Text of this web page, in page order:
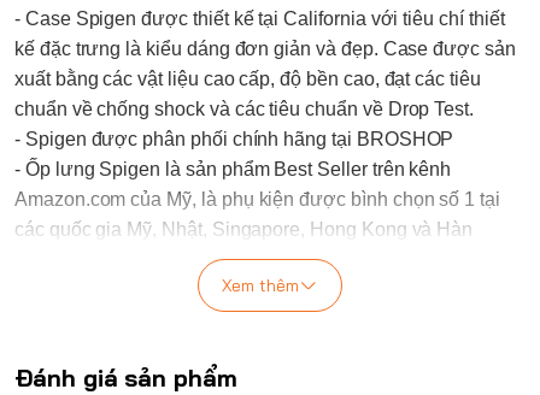
- Case Spigen được thiết kế tại California với tiêu chí thiết
kế đặc trưng là kiểu dáng đơn giản và đẹp. Case được sản
xuất bằng các vật liệu cao cấp, độ bền cao, đạt các tiêu
chuẩn về chống shock và các tiêu chuẩn về Drop Test.
- Spigen được phân phối chính hãng tại BROSHOP
- Ốp lưng Spigen là sản phẩm Best Seller trên kênh
Amazon.com của Mỹ, là phụ kiện được bình chọn số 1 tại
các quốc gia Mỹ, Nhật, Singapore, Hong Kong và Hàn
- Sử dụng các sản phẩmSpigenbạn sẽ được đảm bảo các
PLUS SPIGEN Ultra Hybrid
Xem thêm
Đánh giá sản phẩm